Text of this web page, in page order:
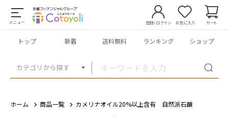
メニュー
カテゴリから探す
登録/ログイン お気に入り カート
トップ 新着 送料無料 ランキング ショップ
ホーム 商品一覧 カメリナオイル20%以上含有 自然派石鹸